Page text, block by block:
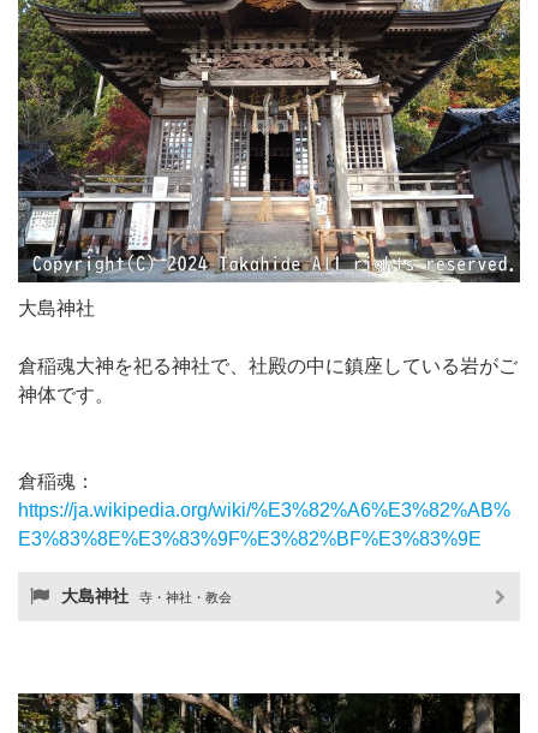
大島神社
倉稲魂大神を祀る神社で、社殿の中に鎮座している岩がご
神体です。
倉稲魂：
https://ja.wikipedia.org/wiki/%E3%82%A6%E3%82%AB%
E3%83%8E%E3%83%9F%E3%82%BF%E3%83%9E
大島神社 寺・神社・教会